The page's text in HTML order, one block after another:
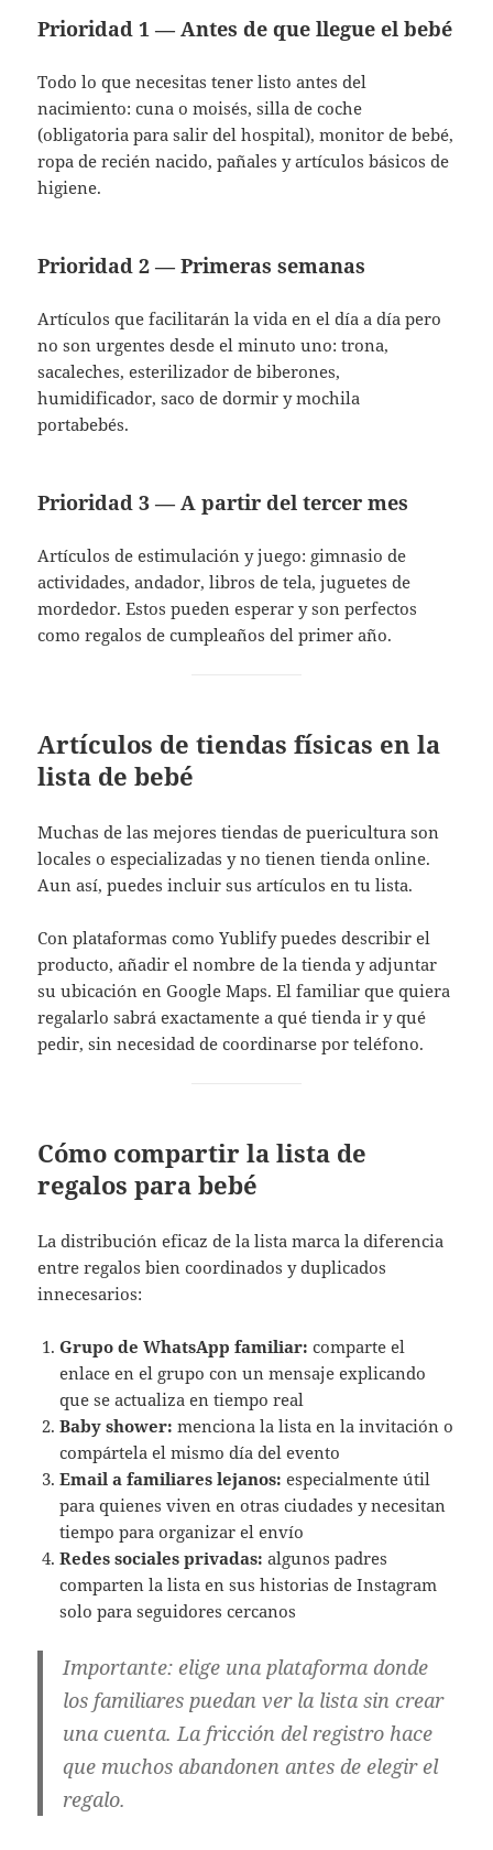
Prioridad 1 — Antes de que llegue el bebé
Todo lo que necesitas tener listo antes del
nacimiento: cuna o moisés, silla de coche
(obligatoria para salir del hospital), monitor de bebé,
ropa de recién nacido, pañales y artículos básicos de
higiene.
Prioridad 2 — Primeras semanas
Artículos que facilitarán la vida en el día a día pero
no son urgentes desde el minuto uno: trona,
sacaleches, esterilizador de biberones,
humidificador, saco de dormir y mochila
portabebés.
Prioridad 3 — A partir del tercer mes
Artículos de estimulación y juego: gimnasio de
actividades, andador, libros de tela, juguetes de
mordedor. Estos pueden esperar y son perfectos
como regalos de cumpleaños del primer año.
Artículos de tiendas físicas en la
lista de bebé
Muchas de las mejores tiendas de puericultura son
locales o especializadas y no tienen tienda online.
Aun así, puedes incluir sus artículos en tu lista.
Con plataformas como Yublify puedes describir el
producto, añadir el nombre de la tienda y adjuntar
su ubicación en Google Maps. El familiar que quiera
regalarlo sabrá exactamente a qué tienda ir y qué
pedir, sin necesidad de coordinarse por teléfono.
Cómo compartir la lista de
regalos para bebé
La distribución eficaz de la lista marca la diferencia
entre regalos bien coordinados y duplicados
innecesarios:
Grupo de WhatsApp familiar: comparte el
enlace en el grupo con un mensaje explicando
que se actualiza en tiempo real
Baby shower: menciona la lista en la invitación o
compártela el mismo día del evento
Email a familiares lejanos: especialmente útil
para quienes viven en otras ciudades y necesitan
tiempo para organizar el envío
Redes sociales privadas: algunos padres
comparten la lista en sus historias de Instagram
solo para seguidores cercanos
Importante:elige una plataforma donde
los familiares puedan ver la lista sin crear
una cuenta. La fricción del registro hace
que muchos abandonen antes de elegir el
regalo.